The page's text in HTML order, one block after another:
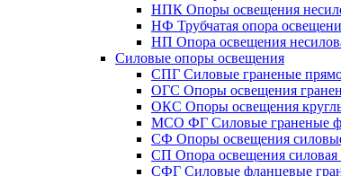
НПК Опоры освещения
НФ Трубчатая опора
НП Опора освещения
Силовые опоры освещения
СПГ Силовые граненые
ОГС Опоры освещения
ОКС Опоры освещения
МСО ФГ Силовые граненые
СФ Опоры освещения
СП Опора освещения силовая
СФГ Силовые фланцевые